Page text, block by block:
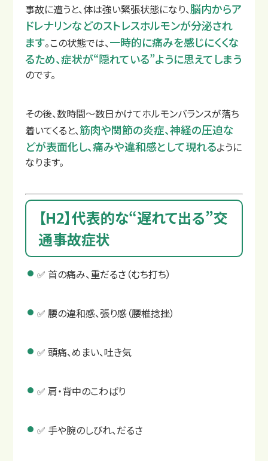
事故に遭うと、体は強い緊張状態になり、脳内からア
ドレナリンなどのストレスホルモンが分泌され
ます。この状態では、一時的に痛みを感じにくくな
るため、症状が“隠れている”ように思えてしまう
のです。
その後、数時間〜数日かけてホルモンバランスが落ち
着いてくると、筋肉や関節の炎症、神経の圧迫な
どが表面化し、痛みや違和感として現れるように
なります。
【H2】代表的な“遅れて出る”交
通事故症状
✅ 首の痛み、重だるさ（むち打ち）
✅ 腰の違和感、張り感（腰椎捻挫）
✅ 頭痛、めまい、吐き気
✅ 肩・背中のこわばり
✅ 手や腕のしびれ、だるさ